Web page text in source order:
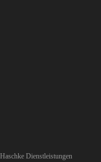
Dienstleistungen